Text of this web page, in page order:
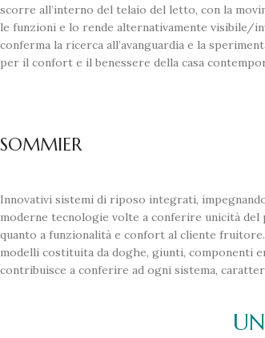
scorre all’interno del telaio del letto, con la
le funzioni e lo rende alternativamente visibile/
conferma la ricerca all’avanguardia e la
per il confort e il benessere della casa
SOMMIER
Innovativi sistemi di riposo integrati,
moderne tecnologie volte a conferire unicità
quanto a funzionalità e confort al cliente
modelli costituita da doghe, giunti, componenti
contribuisce a conferire ad ogni sistema,